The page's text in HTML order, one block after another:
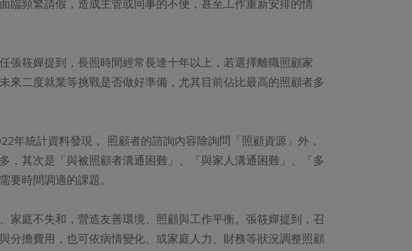
臨頻繁請假，造成主管或同事的不便，甚至工作重新安排的情
張筱嬋提到，長照時間經常長達十年以上，若選擇離職照顧家
來二度就業等挑戰是否做好準備，尤其目前佔比最高的照顧者多
統計資料發現， 照顧者的諮詢內容除詢問「照顧資源」外，
，其次是「與被照顧者溝通困難」、「與家人溝通困難」、「多
要時間調適的課題。
家庭不失和，營造友善環境、照顧與工作平衡。張筱嬋提到，召
分擔費用，也可依病情變化、或家庭人力、財務等狀況調整照顧